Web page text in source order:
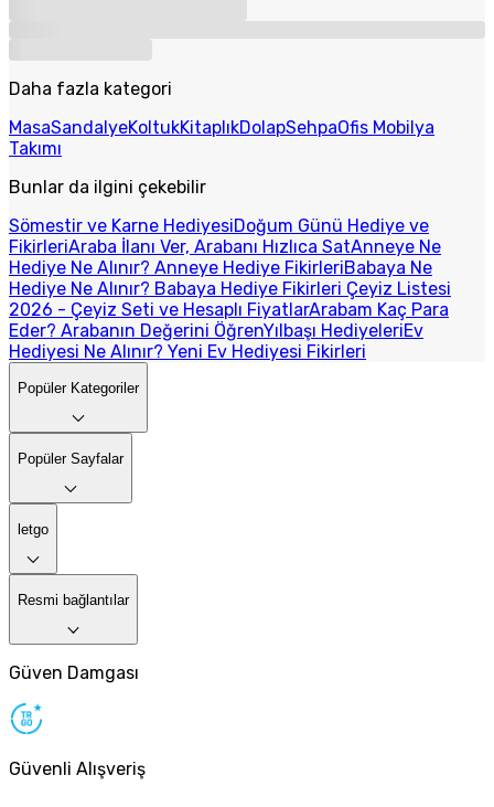
Daha fazla kategori
MasaSandalyeKoltukKitaplıkDolapSehpaOfis Mobilya
Takımı
Bunlar da ilgini çekebilir
Sömestir ve Karne HediyesiDoğum Günü Hediye ve
FikirleriAraba İlanı Ver, Arabanı Hızlıca SatAnneye Ne
Hediye Ne Alınır? Anneye Hediye FikirleriBabaya Ne
Hediye Ne Alınır? Babaya Hediye Fikirleri Çeyiz Listesi
2026 - Çeyiz Seti ve Hesaplı FiyatlarArabam Kaç Para
Eder? Arabanın Değerini ÖğrenYılbaşı HediyeleriEv
Hediyesi Ne Alınır? Yeni Ev Hediyesi Fikirleri
Popüler Kategoriler
Popüler Sayfalar
letgo
Resmi bağlantılar
Güven Damgası
Güvenli Alışveriş